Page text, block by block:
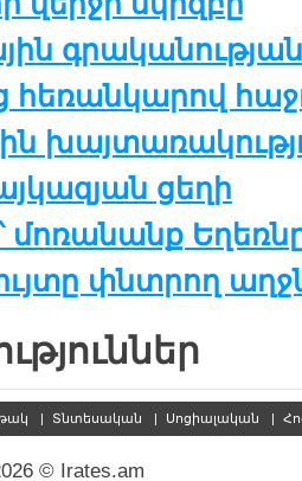
հեռանկարով
ցեղի
մոռանանք
փնտրող
| Տնտեսական | Սոցիալական |
© Irates.am